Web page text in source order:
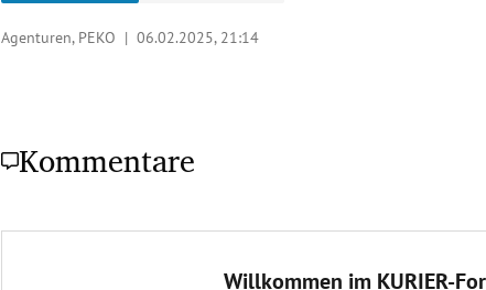
Agenturen, PEKO |06.02.2025, 21:14
Kommentare